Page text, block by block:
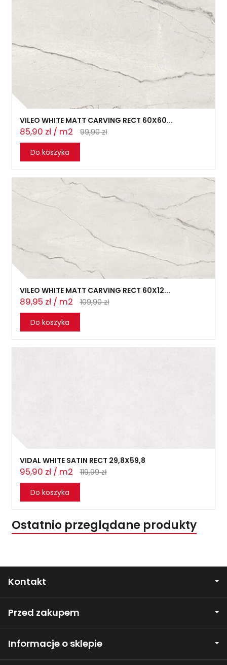
VILEO WHITE MATT CARVING RECT 60X60...
85,90 zł / m2
99,90 zł
Do koszyka
VILEO WHITE MATT CARVING RECT 60X12...
89,95 zł / m2
109,90 zł
Do koszyka
VIDAL WHITE SATIN RECT 29,8X59,8
95,90 zł / m2
119,99 zł
Do koszyka
Ostatnio przeglądane produkty
Kontakt
Przed zakupem
Informacje o sklepie